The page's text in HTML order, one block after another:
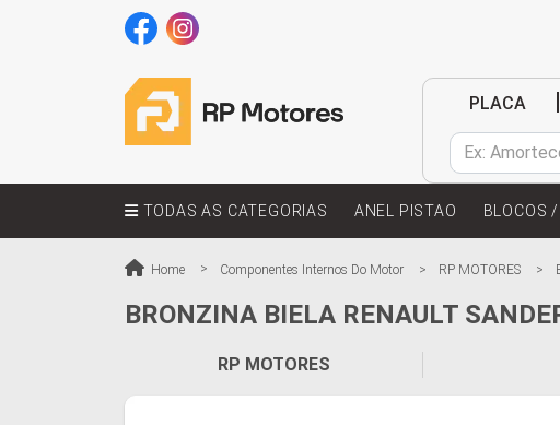
PLACA
TODAS AS CATEGORIAS ANEL PISTAO BLOCOS
Home Componentes Internos Do Motor RP MOTORES
BRONZINA BIELA RENAULT
RP MOTORES